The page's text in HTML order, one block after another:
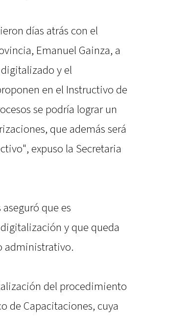
días atrás con el
Emanuel Gainza, a
y el
en el Instructivo de
se podría lograr un
que además será
expuso la Secretaria
que es
y que queda
administrativo.
del procedimiento
de Capacitaciones, cuya